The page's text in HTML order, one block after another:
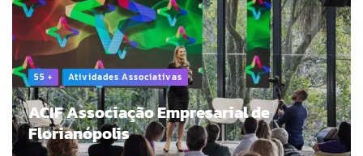
55 + Atividades Associativas
ACIF Associação Empresarial de
Florianópolis